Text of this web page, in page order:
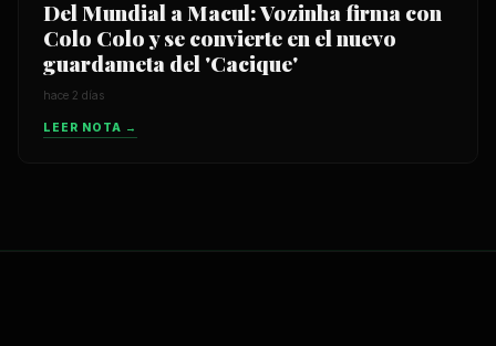
Del Mundial a Macul: Vozinha firma con
Colo Colo y se convierte en el nuevo
guardameta del 'Cacique'
hace 2 días
LEER NOTA →